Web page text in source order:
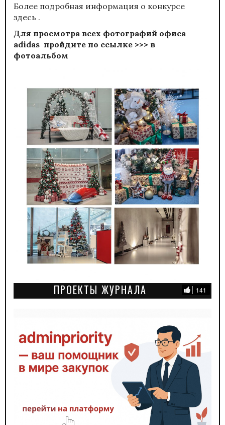
Более подробная информация о конкурсе
здесь .
Для просмотра всех фотографий офиса
adidas пройдите по ссылке >>> в
фотоальбом
141
ПРОЕКТЫ ЖУРНАЛА